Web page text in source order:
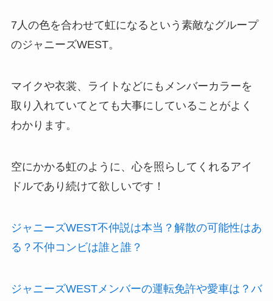
7人の色を合わせて虹になるという素敵なグループ
のジャニーズWEST。
マイクや衣裳、ライトなどにもメンバーカラーを
取り入れていてとても大事にしていることがよく
わかります。
空にかかる虹のように、心を照らしてくれるアイ
ドルであり続けて欲しいです！
ジャニーズWEST不仲説は本当？解散の可能性はあ
る？不仲コンビは誰と誰？
ジャニーズWESTメンバーの運転免許や愛車は？バ